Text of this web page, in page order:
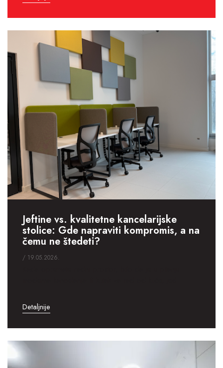
Jeftine vs. kvalitetne kancelarijske
stolice: Gde napraviti kompromis, a na
čemu ne štedeti?
/ 19.05.2026.
Detaljnije